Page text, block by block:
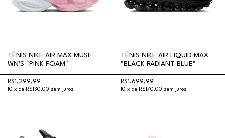
TÊNIS NIKE AIR MAX MUSE
WN'S "PINK FOAM"
R$1.299,99
10 x de R$130,00 sem juros
TÊNIS NIKE AIR LIQUID MAX
"BLACK RADIANT BLUE"
R$1.699,99
10 x de R$170,00 sem juros